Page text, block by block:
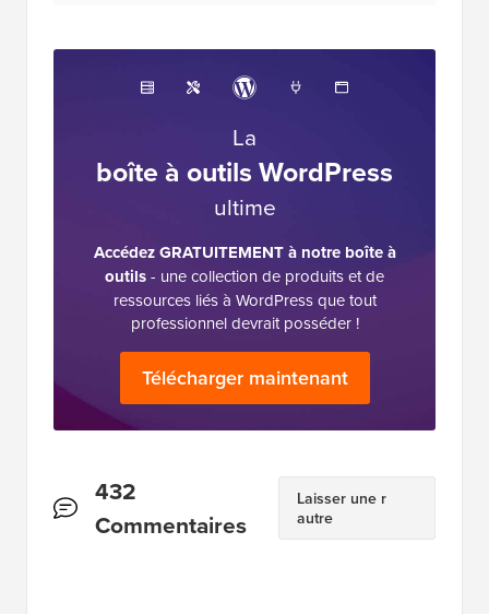
La
boîte à outils WordPress
ultime
Accédez GRATUITEMENT à notre boîte à
outils- une collection de produits et de
ressources liés à WordPress que tout
professionnel devrait posséder !
Télécharger maintenant
Interactions
des
432
Commentaires
Laisser une r
autre